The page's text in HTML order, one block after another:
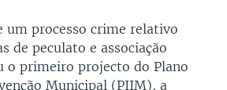
um processo crime relativo
de peculato e associação
o primeiro projecto do Plano
Municipal (PIIM), a